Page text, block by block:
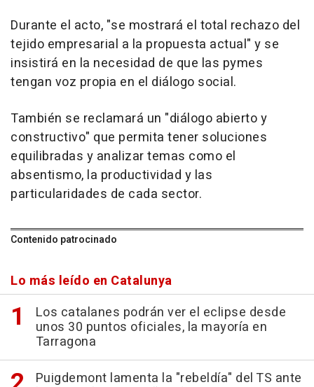
Durante el acto, "se mostrará el total rechazo del
tejido empresarial a la propuesta actual" y se
insistirá en la necesidad de que las pymes
tengan voz propia en el diálogo social.
También se reclamará un "diálogo abierto y
constructivo" que permita tener soluciones
equilibradas y analizar temas como el
absentismo, la productividad y las
particularidades de cada sector.
Contenido patrocinado
Lo más leído en Catalunya
Los catalanes podrán ver el eclipse desde
unos 30 puntos oficiales, la mayoría en
Tarragona
Puigdemont lamenta la "rebeldía" del TS ante